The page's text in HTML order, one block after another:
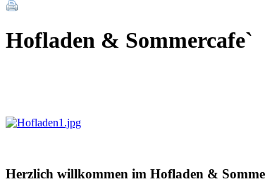
Hofladen & Sommercafe`
Herzlich willkommen im Hofladen &